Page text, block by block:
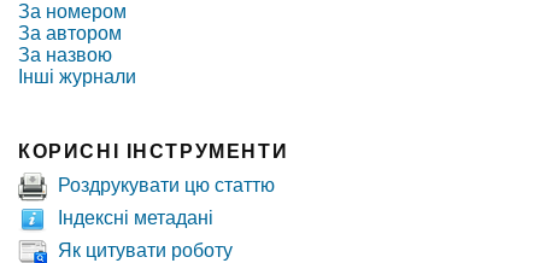
За номером
За автором
За назвою
Інші журнали
КОРИСНІ ІНСТРУМЕНТИ
Роздрукувати цю статтю
Індексні метадані
Як цитувати роботу